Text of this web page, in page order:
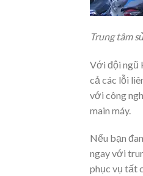
Trung tâm
Với đội ngũ
cả các lỗi
với công
main máy.
Nếu bạn
ngay với
phục vụ tất